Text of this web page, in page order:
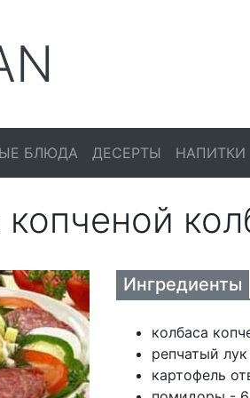
БЛЮДА ДЕСЕРТЫ НАПИТКИ
копченой
Ингредиенты
колбаса
репчатый
картофель